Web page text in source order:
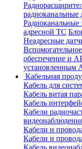
радиоканальные
Радиоканальные
адресной ТС
Неадресные
обеспечение и
Кабельная
Кабель для
Кабель витая
Кабель
Кабели
Кабели и
Кабели и
Кабель